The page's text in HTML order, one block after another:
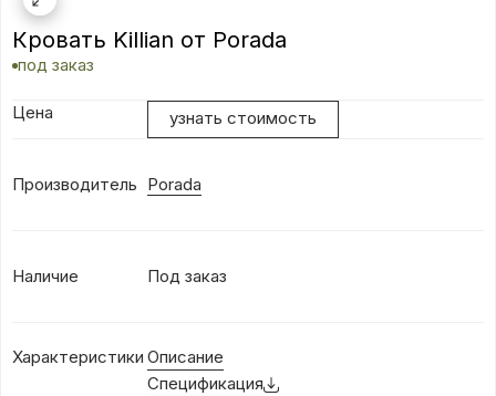
Кровать Killian от Porada
под заказ
Цена узнать стоимость
Производитель Porada
Наличие Под заказ
Характеристики Описание
Спецификация